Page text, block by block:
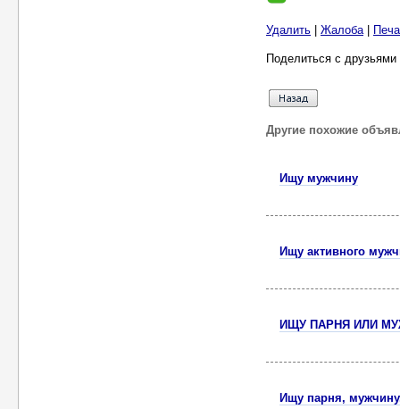
Удалить Жалоба|
Поделиться с
Другие похожие
Ищу мужчину
Ищу активного
ИЩУ ПАРНЯ ИЛИ
Ищу парня,